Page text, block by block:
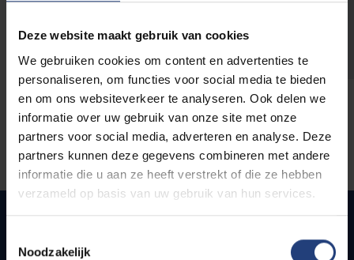
Deze website maakt gebruik van cookies
We gebruiken cookies om content en advertenties te
personaliseren, om functies voor social media te bieden
en om ons websiteverkeer te analyseren. Ook delen we
informatie over uw gebruik van onze site met onze
partners voor social media, adverteren en analyse. Deze
partners kunnen deze gegevens combineren met andere
informatie die u aan ze heeft verstrekt of die ze hebben
verzameld op basis van uw gebruik van hun services.
Noodzakelijk
Snel naar